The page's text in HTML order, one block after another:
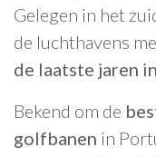
Gelegen in het
de luchthavens
de laatste jaren
Bekend om de
golfbanen in